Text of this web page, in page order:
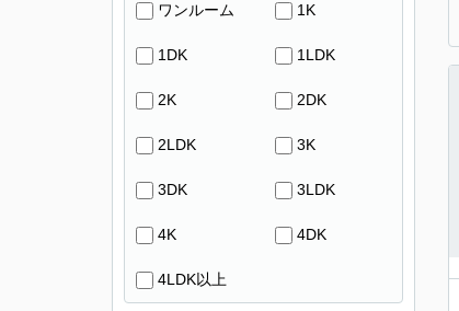
ワンルーム 1K
1DK 1LDK
2K 2DK
2LDK 3K
3DK 3LDK
4K 4DK
4LDK以上